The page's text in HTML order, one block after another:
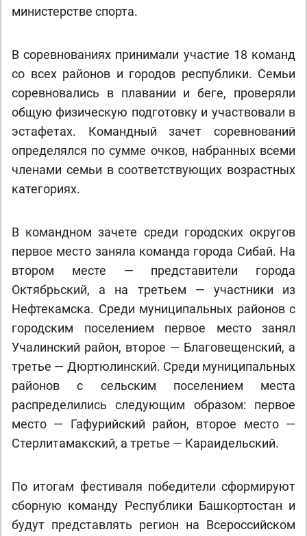
министерстве спорта.
В соревнованиях принимали участие 18 команд
со всех районов и городов республики. Семьи
соревновались в плавании и беге, проверяли
общую физическую подготовку и участвовали в
эстафетах. Командный зачет соревнований
определялся по сумме очков, набранных всеми
членами семьи в соответствующих возрастных
категориях.
В командном зачете среди городских округов
первое место заняла команда города Сибай. На
втором месте — представители города
Октябрьский, а на третьем — участники из
Нефтекамска. Среди муниципальных районов с
городским поселением первое место занял
Учалинский район, второе — Благовещенский, а
третье — Дюртюлинский. Среди муниципальных
районов с сельским поселением места
распределились следующим образом: первое
место — Гафурийский район, второе место —
Стерлитамакский, а третье — Караидельский.
По итогам фестиваля победители сформируют
сборную команду Республики Башкортостан и
будут представлять регион на Всероссийском